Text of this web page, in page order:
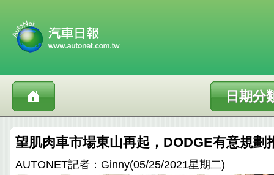
日期分
望肌肉車市場東山再起，DODGE有意規劃
AUTONET記者：Ginny(05/25/2021星期二)